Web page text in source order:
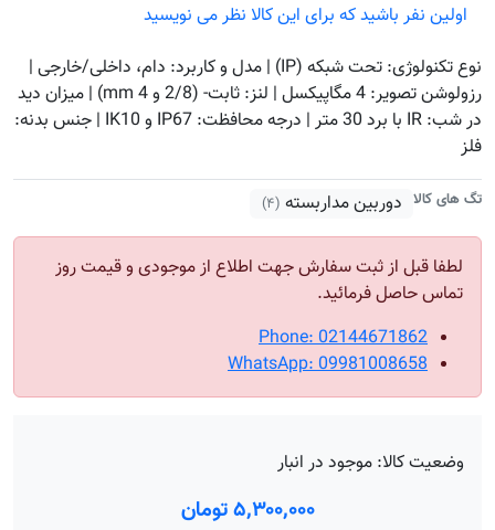
اولین نفر باشید که برای این کالا نظر می نویسید
نوع تکنولوژی: تحت شبکه (IP) | مدل و کاربرد: دام، داخلی/خارجی |
رزولوشن تصویر: 4 مگاپیکسل | لنز: ثابت- (2/8 و 4 mm) | میزان دید
در شب: IR با برد 30 متر | درجه محافظت: IP67 و IK10 | جنس بدنه:
فلز
تگ های کالا دوربین مداربسته (۴)
لطفا قبل از ثبت سفارش جهت اطلاع از موجودی و قیمت روز
تماس حاصل فرمائید.
Phone: 02144671862
WhatsApp: 09981008658
وضعیت کالا: موجود در انبار
۵٬۳۰۰٬۰۰۰ تومان